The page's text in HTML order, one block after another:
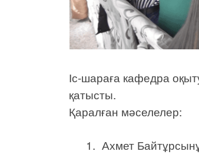
Іс-шараға кафедра
қатысты.
Қаралған мәселелер:
Ахмет